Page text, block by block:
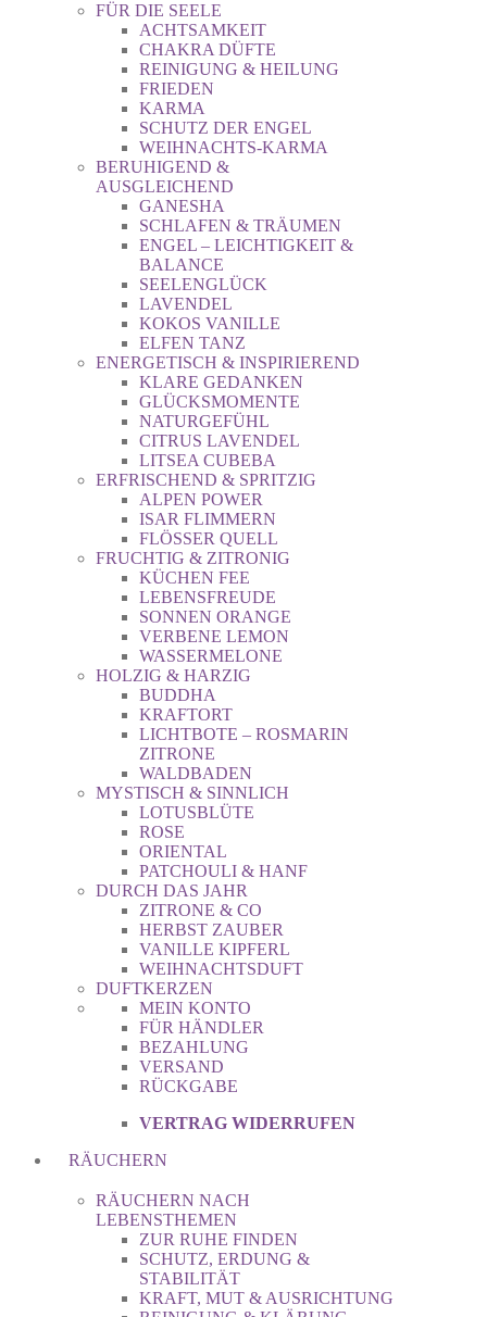
FÜR DIE SEELE
ACHTSAMKEIT
CHAKRA DÜFTE
REINIGUNG & HEILUNG
FRIEDEN
KARMA
SCHUTZ DER ENGEL
WEIHNACHTS-KARMA
BERUHIGEND &
AUSGLEICHEND
GANESHA
SCHLAFEN & TRÄUMEN
ENGEL – LEICHTIGKEIT &
BALANCE
SEELENGLÜCK
LAVENDEL
KOKOS VANILLE
ELFEN TANZ
ENERGETISCH & INSPIRIEREND
KLARE GEDANKEN
GLÜCKSMOMENTE
NATURGEFÜHL
CITRUS LAVENDEL
LITSEA CUBEBA
ERFRISCHEND & SPRITZIG
ALPEN POWER
ISAR FLIMMERN
FLÖSSER QUELL
FRUCHTIG & ZITRONIG
KÜCHEN FEE
LEBENSFREUDE
SONNEN ORANGE
VERBENE LEMON
WASSERMELONE
HOLZIG & HARZIG
BUDDHA
KRAFTORT
LICHTBOTE – ROSMARIN
ZITRONE
WALDBADEN
MYSTISCH & SINNLICH
LOTUSBLÜTE
ROSE
ORIENTAL
PATCHOULI & HANF
DURCH DAS JAHR
ZITRONE & CO
HERBST ZAUBER
VANILLE KIPFERL
WEIHNACHTSDUFT
DUFTKERZEN
MEIN KONTO
FÜR HÄNDLER
BEZAHLUNG
VERSAND
RÜCKGABE
VERTRAG WIDERRUFEN
RÄUCHERN
RÄUCHERN NACH
LEBENSTHEMEN
ZUR RUHE FINDEN
SCHUTZ, ERDUNG &
STABILITÄT
KRAFT, MUT & AUSRICHTUNG